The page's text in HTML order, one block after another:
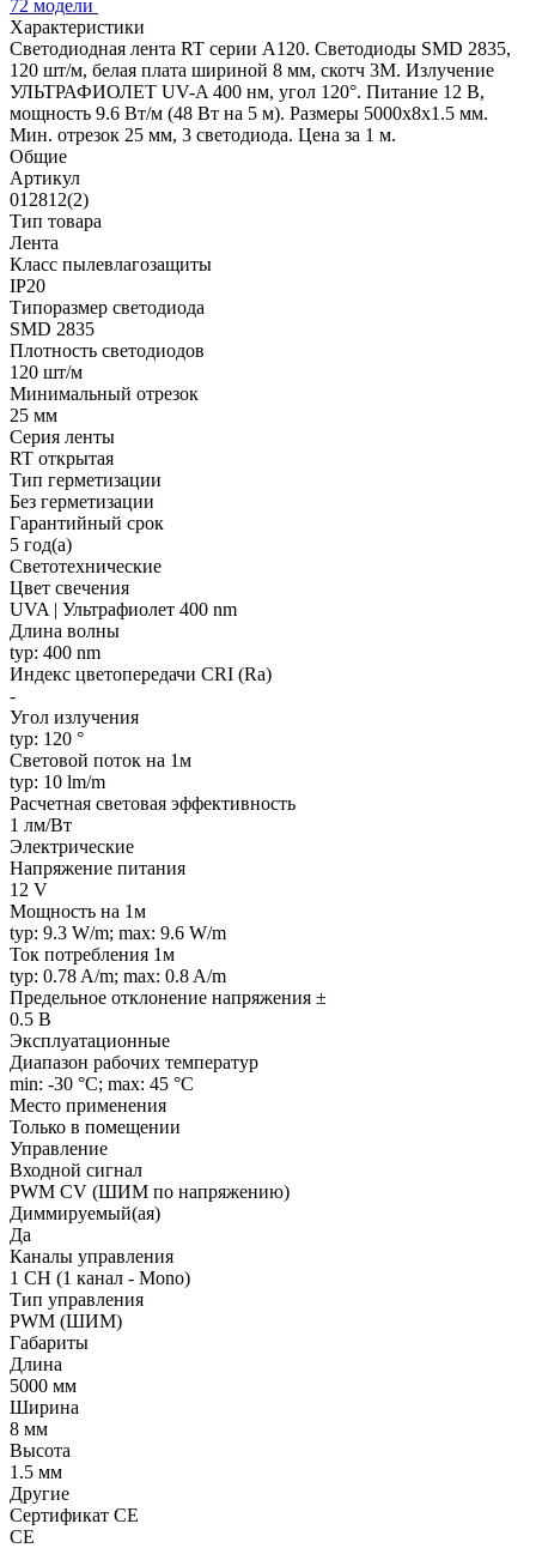
72 модели
Характеристики
Светодиодная лента RT серии A120. Светодиоды SMD 2835,
120 шт/м, белая плата шириной 8 мм, скотч 3M. Излучение
УЛЬТРАФИОЛЕТ UV-A 400 нм, угол 120°. Питание 12 В,
мощность 9.6 Вт/м (48 Вт на 5 м). Размеры 5000x8x1.5 мм.
Мин. отрезок 25 мм, 3 светодиода. Цена за 1 м.
Общие
Артикул
012812(2)
Тип товара
Лента
Класс пылевлагозащиты
IP20
Типоразмер светодиода
SMD 2835
Плотность светодиодов
120 шт/м
Минимальный отрезок
25 мм
Серия ленты
RT открытая
Тип герметизации
Без герметизации
Гарантийный срок
5 год(а)
Светотехнические
Цвет свечения
UVA | Ультрафиолет 400 nm
Длина волны
typ: 400 nm
Индекс цветопередачи CRI (Ra)
-
Угол излучения
typ: 120 °
Световой поток на 1м
typ: 10 lm/m
Расчетная световая эффективность
1 лм/Вт
Электрические
Напряжение питания
12 V
Мощность на 1м
typ: 9.3 W/m; max: 9.6 W/m
Ток потребления 1м
typ: 0.78 A/m; max: 0.8 A/m
Предельное отклонение напряжения ±
0.5 В
Эксплуатационные
Диапазон рабочих температур
min: -30 °C; max: 45 °C
Место применения
Только в помещении
Управление
Входной сигнал
PWM СV (ШИМ по напряжению)
Диммируемый(ая)
Да
Каналы управления
1 CH (1 канал - Mono)
Тип управления
PWM (ШИМ)
Габариты
Длина
5000 мм
Ширина
8 мм
Высота
1.5 мм
Другие
Сертификат CE
CE